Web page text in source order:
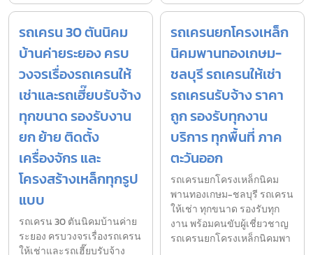
รถเครน 30 ตันนิคม
บ้านค่ายระยอง ครบ
วงจรเรื่องรถเครนให้
เช่าและรถเฮี๊ยบรับจ้าง
ทุกขนาด รองรับงาน
ยก ย้าย ติดตั้ง
เครื่องจักร และ
โครงสร้างเหล็กทุกรูป
แบบ
รถเครน 30 ตันนิคมบ้านค่าย
ระยอง ครบวงจรเรื่องรถเครน
ให้เช่าและรถเฮี๊ยบรับจ้าง
รถเครนยกโครงเหล็ก
นิคมพานทองเกษม-
ชลบุรี รถเครนให้เช่า
รถเครนรับจ้าง ราคา
ถูก รองรับทุกงาน
บริการ ทุกพื้นที่ ภาค
ตะวันออก
รถเครนยกโครงเหล็กนิคม
พานทองเกษม-ชลบุรี รถเครน
ให้เช่า ทุกขนาด รองรับทุก
งาน พร้อมคนขับผู้เชี่ยวชาญ
รถเครนยกโครงเหล็กนิคมพา